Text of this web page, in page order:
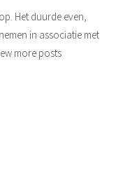
Het duurde even,
in associatie met
more posts